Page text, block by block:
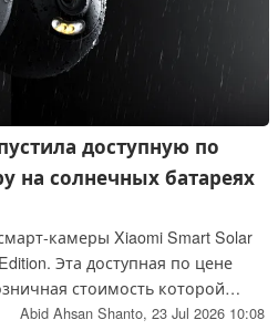
доступную по
на солнечных батареях
камеры Xiaomi Smart Solar
Эта доступная по цене
стоимость которой
96 долларов США),
Abid Ahsan Shanto, 23 Jul 2026 10:08